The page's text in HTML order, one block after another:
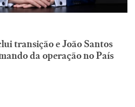
transição e João Santos
da operação no País